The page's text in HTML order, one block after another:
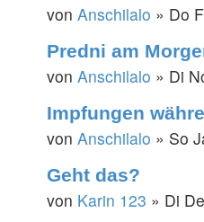
von Anschilalo » Do
Predni am
von Anschilalo » Di
Impfungen
von Anschilalo » So
Geht das?
von Karin 123 » Di